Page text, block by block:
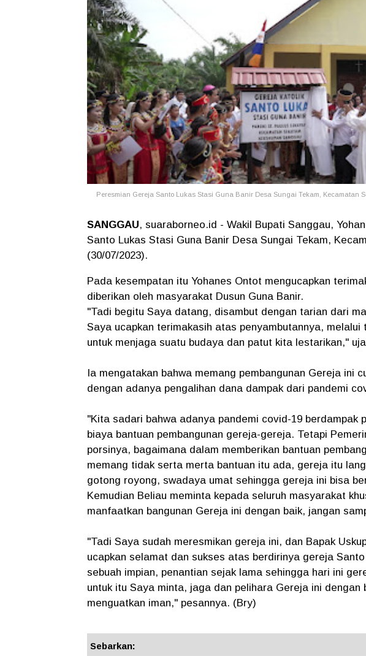
Peresmian Gereja Santo Lukas Stasi Guna Banir Desa Sungai Tekam, Kecamatan
SANGGAU, suaraborneo.id - Wakil Bupati Sanggau,
Santo Lukas Stasi Guna Banir Desa Sungai Tekam,
(30/07/2023).
Pada kesempatan itu Yohanes Ontot mengucapkan
diberikan oleh masyarakat Dusun Guna Banir.
"Tadi begitu Saya datang, disambut dengan tarian dari
Saya ucapkan terimakasih atas penyambutannya,
untuk menjaga suatu budaya dan patut kita lestarikan,"
Ia mengatakan bahwa memang pembangunan Gereja ini
dengan adanya pengalihan dana dampak dari pandemi
"Kita sadari bahwa adanya pandemi covid-19 berdampak
biaya bantuan pembangunan gereja-gereja. Tetapi
porsinya, bagaimana dalam memberikan bantuan
memang tidak serta merta bantuan itu ada, gereja itu
gotong royong, swadaya umat sehingga gereja ini bisa
Kemudian Beliau meminta kepada seluruh masyarakat
manfaatkan bangunan Gereja ini dengan baik, jangan
"Tadi Saya sudah meresmikan gereja ini, dan Bapak
ucapkan selamat dan sukses atas berdirinya gereja
sebuah impian, penantian sejak lama sehingga hari ini
untuk itu Saya minta, jaga dan pelihara Gereja ini dengan
menguatkan iman," pesannya. (Bry)
Sebarkan: